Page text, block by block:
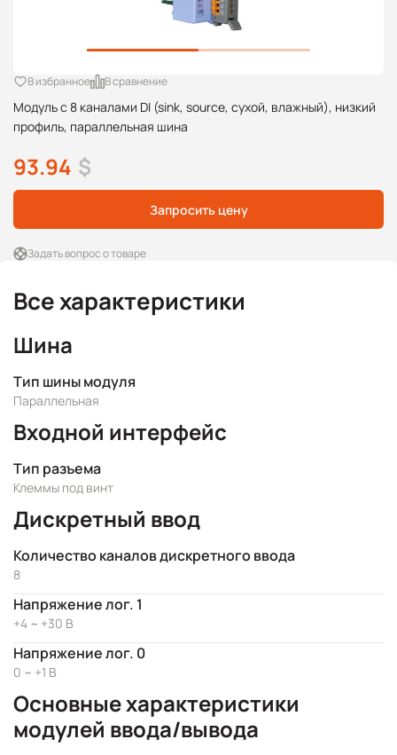
Модуль с 8 каналами DI (sink, source, сухой, влажный), низкий
профиль, параллельная шина
В избранное В сравнение
93.94 $
Запросить цену
Задать вопрос о товаре
Все характеристики
Шина
Тип шины модуля
Параллельная
Входной интерфейс
Тип разъема
Клеммы под винт
Дискретный ввод
Количество каналов дискретного ввода
8
Напряжение лог. 1
+4 ~ +30 В
Напряжение лог. 0
0 ~ +1 В
Основные характеристики
модулей ввода/вывода